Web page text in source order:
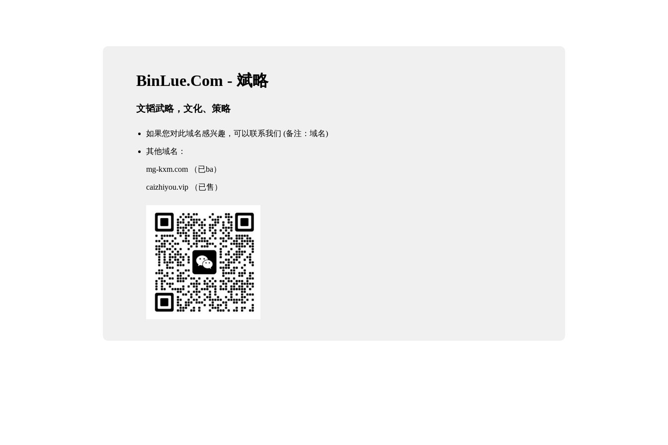
BinLue.Com - 斌略
文韬武略，文化、策略
如果您对此域名感兴趣，可以联系我们 (备注：域名)
其他域名：
mg-kxm.com （已ba）
caizhiyou.vip （已售）